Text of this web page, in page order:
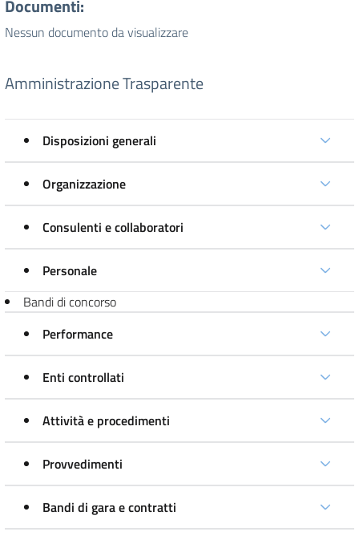
Documenti:
Nessun documento da visualizzare
Amministrazione Trasparente
Disposizioni generali
Organizzazione
Consulenti e collaboratori
Personale
Bandi di concorso
Performance
Enti controllati
Attività e procedimenti
Provvedimenti
Bandi di gara e contratti